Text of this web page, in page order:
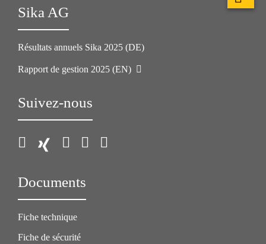
Sika AG
Résultats annuels Sika 2025 (DE)
Rapport de gestion 2025 (EN)
Suivez-nous
Documents
Fiche technique
Fiche de sécurité